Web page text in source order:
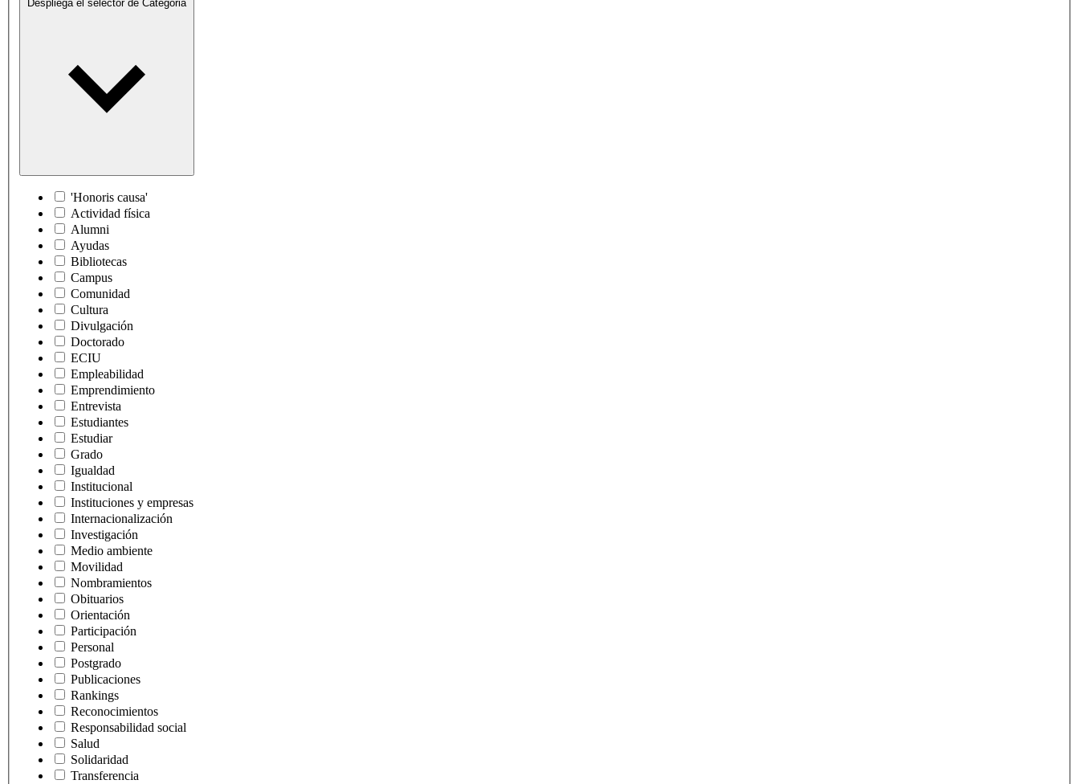
Despliega el selector de Categoria
'Honoris causa'
Actividad física
Alumni
Ayudas
Bibliotecas
Campus
Comunidad
Cultura
Divulgación
Doctorado
ECIU
Empleabilidad
Emprendimiento
Entrevista
Estudiantes
Estudiar
Grado
Igualdad
Institucional
Instituciones y empresas
Internacionalización
Investigación
Medio ambiente
Movilidad
Nombramientos
Obituarios
Orientación
Participación
Personal
Postgrado
Publicaciones
Rankings
Reconocimientos
Responsabilidad social
Salud
Solidaridad
Transferencia